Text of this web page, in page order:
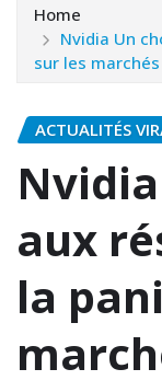
Home
Nvidia Un
sur les
ACTUALITÉS
aux
la